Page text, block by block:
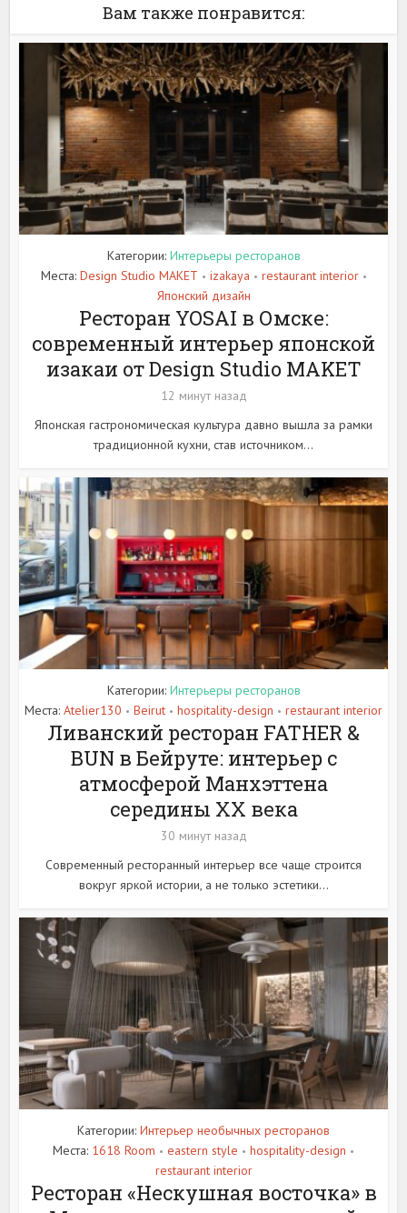
Вам также понравится:
Категории: Интерьеры ресторанов
Места: Design Studio MAKET • izakaya • restaurant interior •
Японский дизайн
Ресторан YOSAI в Омске:
современный интерьер японской
изакаи от Design Studio MAKET
12 минут назад
Японская гастрономическая культура давно вышла за рамки
традиционной кухни, став источником...
Категории: Интерьеры ресторанов
Места: Atelier130 • Beirut • hospitality-design • restaurant interior
Ливанский ресторан FATHER &
BUN в Бейруте: интерьер с
атмосферой Манхэттена
середины XX века
30 минут назад
Современный ресторанный интерьер все чаще строится
вокруг яркой истории, а не только эстетики...
Категории: Интерьер необычных ресторанов
Места: 1618 Room • eastern style • hospitality-design •
restaurant interior
Ресторан «Нескушная восточка» в